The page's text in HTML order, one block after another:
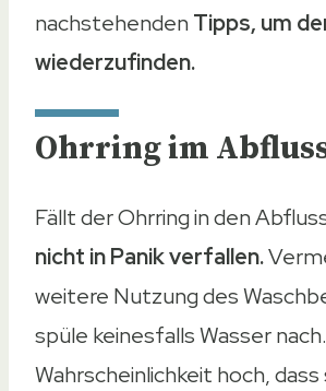
nachstehendenTipps, um
wiederzufinden.
Ohrring im
Fällt der Ohrring in den
nicht in Panik verfallen.
weitere Nutzung des
spüle keinesfalls Wasser
Wahrscheinlichkeit hoch, dass